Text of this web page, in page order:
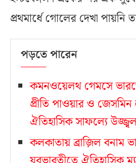
প্রথমার্ধে গোলের দেখা পায়নি
পড়তে পারেন
কমনওয়েলথ গেমসে
প্রীতি পাওয়ার ও জেসমিন
ঐতিহাসিক সাফল্যে
কলকাতায় ব্রাজ়িল বনাম